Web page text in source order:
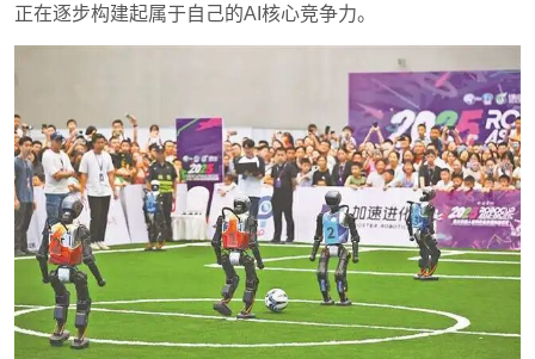
正在逐步构建起属于自己的AI核心竞争力。